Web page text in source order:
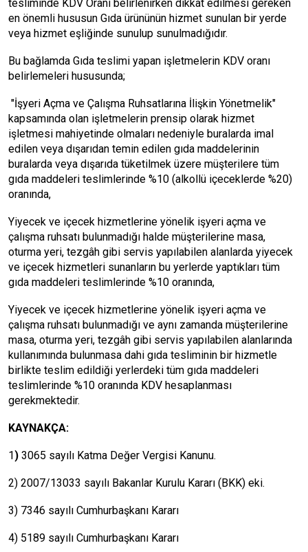
tesliminde KDV Oranı belirlenirken dikkat edilmesi gereken
en önemli hususun Gıda ürününün hizmet sunulan bir yerde
veya hizmet eşliğinde sunulup sunulmadığıdır.
Bu bağlamda Gıda teslimi yapan işletmelerin KDV oranı
belirlemeleri hususunda;
"İşyeri Açma ve Çalışma Ruhsatlarına İlişkin Yönetmelik"
kapsamında olan işletmelerin prensip olarak hizmet
işletmesi mahiyetinde olmaları nedeniyle buralarda imal
edilen veya dışarıdan temin edilen gıda maddelerinin
buralarda veya dışarıda tüketilmek üzere müşterilere tüm
gıda maddeleri teslimlerinde %10 (alkollü içeceklerde %20)
oranında,
Yiyecek ve içecek hizmetlerine yönelik işyeri açma ve
çalışma ruhsatı bulunmadığı halde müşterilerine masa,
oturma yeri, tezgâh gibi servis yapılabilen alanlarda yiyecek
ve içecek hizmetleri sunanların bu yerlerde yaptıkları tüm
gıda maddeleri teslimlerinde %10 oranında,
Yiyecek ve içecek hizmetlerine yönelik işyeri açma ve
çalışma ruhsatı bulunmadığı ve aynı zamanda müşterilerine
masa, oturma yeri, tezgâh gibi servis yapılabilen alanlarında
kullanımında bulunmasa dahi gıda tesliminin bir hizmetle
birlikte teslim edildiği yerlerdeki tüm gıda maddeleri
teslimlerinde %10 oranında KDV hesaplanması
gerekmektedir.
KAYNAKÇA:
1) 3065 sayılı Katma Değer Vergisi Kanunu.
2) 2007/13033 sayılı Bakanlar Kurulu Kararı (BKK) eki.
3) 7346 sayılı Cumhurbaşkanı Kararı
4) 5189 sayılı Cumhurbaşkanı Kararı